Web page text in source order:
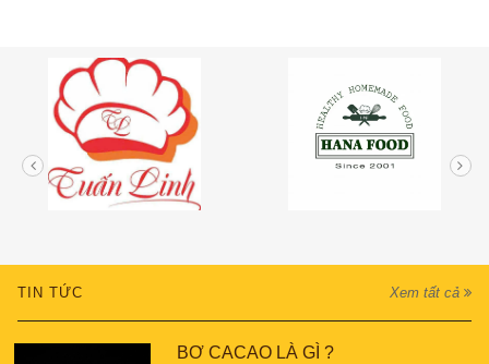
TIN TỨC Xem tất cả
BƠ CACAO LÀ GÌ ?